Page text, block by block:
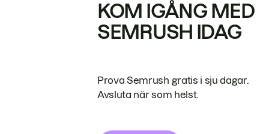
KOM IGÅNG MED
SEMRUSH IDAG
Prova Semrush gratis i sju dagar.
Avsluta när som helst.